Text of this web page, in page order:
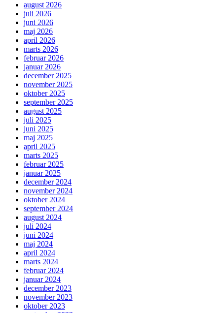
august 2026
juli 2026
juni 2026
maj 2026
april 2026
marts 2026
februar 2026
januar 2026
december 2025
november 2025
oktober 2025
september 2025
august 2025
juli 2025
juni 2025
maj 2025
april 2025
marts 2025
februar 2025
januar 2025
december 2024
november 2024
oktober 2024
september 2024
august 2024
juli 2024
juni 2024
maj 2024
april 2024
marts 2024
februar 2024
januar 2024
december 2023
november 2023
oktober 2023